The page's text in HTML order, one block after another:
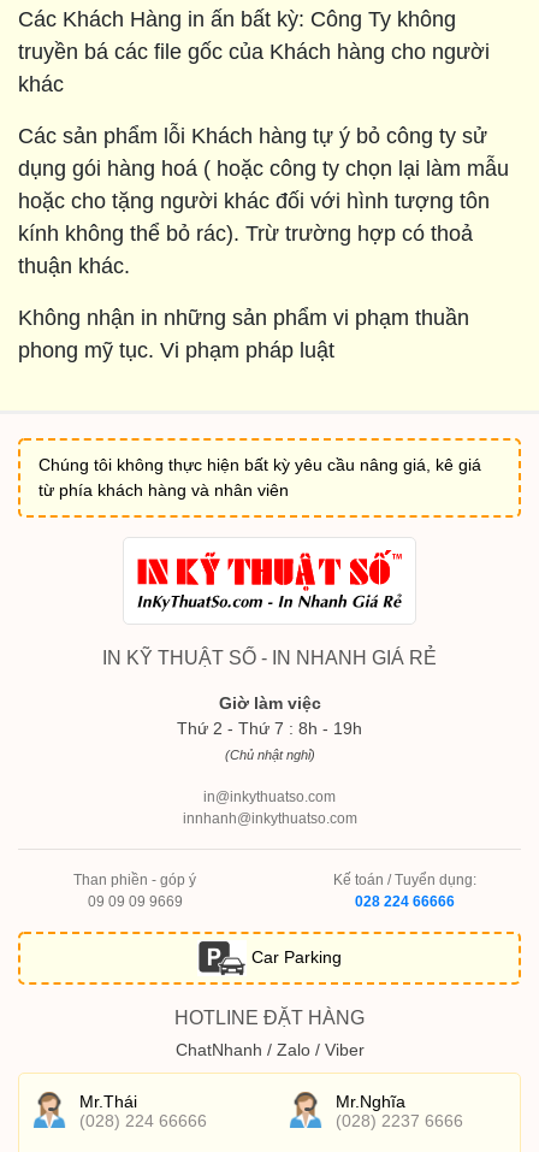
Các Khách Hàng in ấn bất kỳ: Công Ty không
truyền bá các file gốc của Khách hàng cho người
khác
Các sản phẩm lỗi Khách hàng tự ý bỏ công ty sử
dụng gói hàng hoá ( hoặc công ty chọn lại làm mẫu
hoặc cho tặng người khác đối với hình tượng tôn
kính không thể bỏ rác). Trừ trường hợp có thoả
thuận khác.
Không nhận in những sản phẩm vi phạm thuần
phong mỹ tục. Vi phạm pháp luật
Chúng tôi không thực hiện bất kỳ yêu cầu nâng giá, kê giá
từ phía khách hàng và nhân viên
IN KỸ THUẬT SỐ - IN NHANH GIÁ RẺ
Giờ làm việc
Thứ 2 - Thứ 7 : 8h - 19h
(Chủ nhật nghỉ)
in@inkythuatso.com
innhanh@inkythuatso.com
Than phiền - góp ý
09 09 09 9669
Kế toán / Tuyển dụng:
028 224 66666
Car Parking
HOTLINE ĐẶT HÀNG
ChatNhanh / Zalo / Viber
Mr.Thái
(028) 224 66666
Mr.Nghĩa
(028) 2237 6666